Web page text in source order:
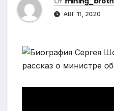
АВГ 11, 2020